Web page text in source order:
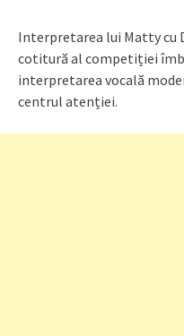
Interpretarea lui Matty cu
cotitură al competiției
interpretarea vocală
centrul atenției.